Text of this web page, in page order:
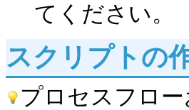
てください。
スクリプトの
プロセスフロ